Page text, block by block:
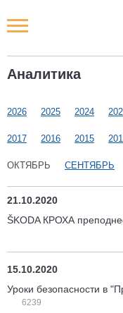
Аналитика
2026 2025 2024
2017 2016 2015
ОКТЯБРЬ СЕНТЯБРЬ
21.10.2020
ŠKODA КРОХА
15.10.2020
Уроки безопасности в
6239
Новости РФ
Наши мероприятия
Статьи